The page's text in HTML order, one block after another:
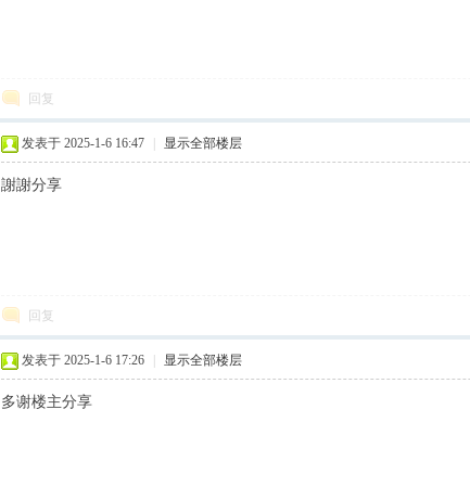
回复
发表于 2025-1-6 16:47 显示全部楼层
謝謝分享
回复
发表于 2025-1-6 17:26 显示全部楼层
多谢楼主分享